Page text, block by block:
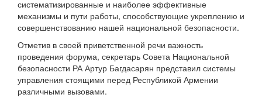
систематизированные и наиболее эффективные
механизмы и пути работы, способствующие укреплению и
совершенствованию нашей национальной безопасности.
Отметив в своей приветственной речи важность
проведения форума, секретарь Совета Национальной
безопасности РА Артур Багдасарян представил системы
управления стоящими перед Республикой Армении
различными вызовами.